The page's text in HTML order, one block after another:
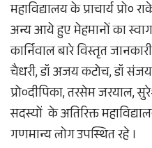
महाविद्यालय के प्राचार्य
अन्य आये हुए मेहमानों का
कार्निवाल बारे विस्तृत
चैधरी, डॉ अजय कटोच, डॉ संजय
प्रो०दीपिका, तरसेम जरयाल,
सदस्यों के अतिरिक्त
गणमान्य लोग उपस्थित रहे ।